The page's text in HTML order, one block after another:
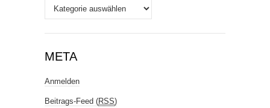
Stichworte
META
Anmelden
Beitrags-Feed (RSS)